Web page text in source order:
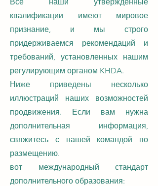
квалификации имеют мировое
признание, и мы строго
придерживаемся рекомендаций и
требований, установленных нашим
регулирующим органом KHDA.
Ниже приведены несколько
иллюстраций наших возможностей
продвижения. Если вам нужна
дополнительная информация,
свяжитесь с нашей командой по
размещению.
вот международный стандарт
дополнительного образования: